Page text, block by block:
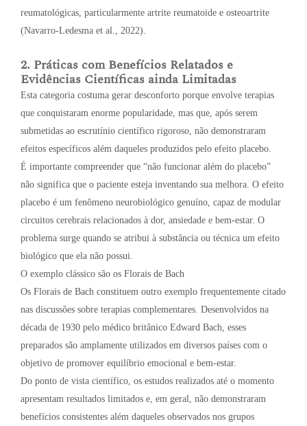
reumatológicas, particularmente artrite reumatoide e osteoartrite
(Navarro-Ledesma et al., 2022).
2. Práticas com Benefícios Relatados e
Evidências Científicas ainda Limitadas
Esta categoria costuma gerar desconforto porque envolve terapias
que conquistaram enorme popularidade, mas que, após serem
submetidas ao escrutínio científico rigoroso, não demonstraram
efeitos específicos além daqueles produzidos pelo efeito placebo.
É importante compreender que “não funcionar além do placebo”
não significa que o paciente esteja inventando sua melhora. O efeito
placebo é um fenômeno neurobiológico genuíno, capaz de modular
circuitos cerebrais relacionados à dor, ansiedade e bem-estar. O
problema surge quando se atribui à substância ou técnica um efeito
biológico que ela não possui.
O exemplo clássico são os Florais de Bach
Os Florais de Bach constituem outro exemplo frequentemente citado
nas discussões sobre terapias complementares. Desenvolvidos na
década de 1930 pelo médico britânico Edward Bach, esses
preparados são amplamente utilizados em diversos países com o
objetivo de promover equilíbrio emocional e bem-estar.
Do ponto de vista científico, os estudos realizados até o momento
apresentam resultados limitados e, em geral, não demonstraram
benefícios consistentes além daqueles observados nos grupos